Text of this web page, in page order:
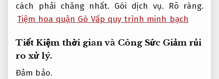
cách phải chăng nhất. Gói dịch vụ.
Rõ ràng.
Tiệm hoa quận Gò Vấp quy trình minh bạch
Tiết Kiệm thời gian và Công Sức Giảm rủi
ro xử lý.
Đảm bảo.